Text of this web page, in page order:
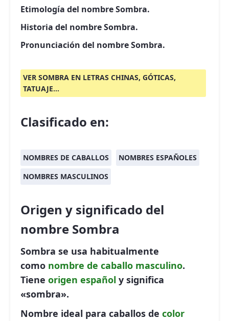
Etimología del nombre Sombra.
Historia del nombre Sombra.
Pronunciación del nombre Sombra.
VER SOMBRA EN LETRAS CHINAS, GÓTICAS,
TATUAJE...
Clasificado en:
NOMBRES DE CABALLOS
NOMBRES ESPAÑOLES
NOMBRES MASCULINOS
Origen y significado del
nombre Sombra
Sombra se usa habitualmente
como nombre de caballo masculino.
Tiene origen español y significa
«sombra».
Nombre ideal para caballos de color